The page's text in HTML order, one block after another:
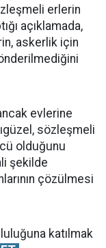
erlerin
açıklamada,
askerlik için
evlerine
sözleşmeli
olduğunu
şekilde
çözülmesi
katılmak